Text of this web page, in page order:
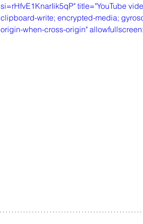
si=rHfvE1KnarIik5qP" title="YouTube
clipboard-write; encrypted-media;
origin-when-cross-origin"